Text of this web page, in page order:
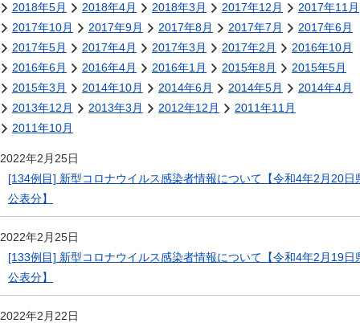
2018年5月
2018年4月 2018年3月 2017年12月
2017年11月
2017年10月
2017年9月 2017年8月 2017年7月
2017年6月
2017年5月
2017年4月 2017年3月 2017年2月
2016年10月
2016年6月
2016年4月 2016年1月 2015年8月
2015年5月
2015年3月
2014年10月 2014年6月 2014年5月
2014年4月
2013年12月
2013年3月 2012年12月
2011年11月
2011年10月
2022年2月25日
[134例目] 新型コロナウイルス感染者情報について【令和4年2月20日
公表分】
2022年2月25日
[133例目] 新型コロナウイルス感染者情報について【令和4年2月19日
公表分】
2022年2月22日